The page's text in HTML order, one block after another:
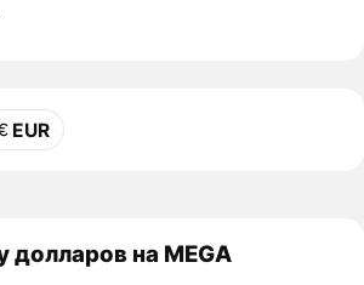
EUR
долларов на MEGA